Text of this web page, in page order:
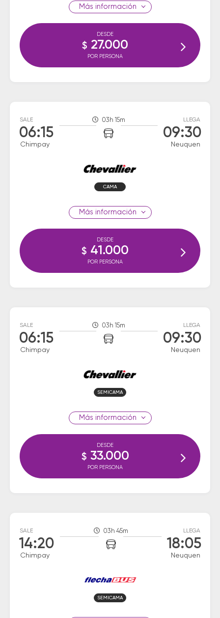
información
DESDE
$ 27.000
POR PERSONA
SALE
06:15
Chimpay
03h 15m LLEGA
09:30
Neuquen
CAMA
información
DESDE
$ 41.000
POR PERSONA
SALE
06:15
Chimpay
03h 15m LLEGA
09:30
Neuquen
SEMICAMA
información
DESDE
$ 33.000
POR PERSONA
SALE
14:20
Chimpay
03h 45m LLEGA
18:05
Neuquen
SEMICAMA